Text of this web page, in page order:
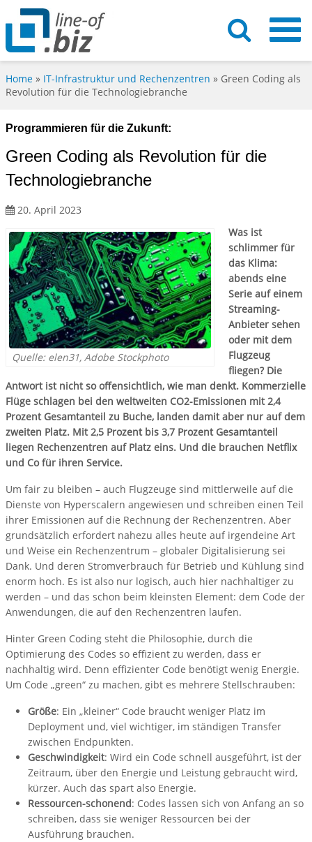
Home » IT-Infrastruktur und Rechenzentren » Green Coding als
Revolution für die Technologiebranche
Programmieren für die Zukunft:
Green Coding als Revolution für die
Technologiebranche
20. April 2023
Quelle: elen31, Adobe Stockphoto
Was ist
schlimmer für
das Klima:
abends eine
Serie auf einem
Streaming-
Anbieter sehen
oder mit dem
Flugzeug
fliegen? Die
Antwort ist nicht so offensichtlich, wie man denkt. Kommerzielle
Flüge schlagen bei den weltweiten CO2-Emissionen mit 2,4
Prozent Gesamtanteil zu Buche, landen damit aber nur auf dem
zweiten Platz. Mit 2,5 Prozent bis 3,7 Prozent Gesamtanteil
liegen Rechenzentren auf Platz eins. Und die brauchen Netflix
und Co für ihren Service.
Um fair zu bleiben – auch Flugzeuge sind mittlerweile auf die
Dienste von Hyperscalern angewiesen und schreiben einen Teil
ihrer Emissionen auf die Rechnung der Rechenzentren. Aber
grundsätzlich erfordert nahezu alles heute auf irgendeine Art
und Weise ein Rechenzentrum – globaler Digitalisierung sei
Dank. Und deren Stromverbrauch für Betrieb und Kühlung sind
enorm hoch. Es ist also nur logisch, auch hier nachhaltiger zu
werden – und das schon beim kleinsten Element: dem Code der
Anwendungen, die auf den Rechenzentren laufen.
Hinter Green Coding steht die Philosophie, durch die
Optimierung des Codes so effizient zu werden, dass er
nachhaltig wird. Denn effizienter Code benötigt wenig Energie.
Um Code „green“ zu machen, gibt es mehrere Stellschrauben:
Größe: Ein „kleiner“ Code braucht weniger Platz im
Deployment und, viel wichtiger, im ständigen Transfer
zwischen Endpunkten.
Geschwindigkeit: Wird ein Code schnell ausgeführt, ist der
Zeitraum, über den Energie und Leistung gebraucht wird,
kürzer. Auch das spart also Energie.
Ressourcen-schonend: Codes lassen sich von Anfang an so
schreiben, dass sie weniger Ressourcen bei der
Ausführung brauchen.